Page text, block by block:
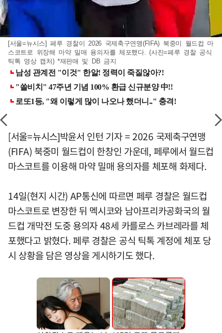
[서울=뉴시스] 페루 경찰이 2026 국제축구연맹(FIFA) 북중미 월드컵 마
스코트로 위장해 마약 밀매 용의자를 체포했다. (사진=페루 경찰 공식
틱톡 영상 캡처) *재판매 및 DB 금지
[서울=뉴시스]박윤서 인턴 기자 = 2026 국제축구연맹
(FIFA) 북중미 월드컵이 한창인 가운데, 페루에서 월드컵
마스코트를 이용해 마약 밀매 용의자를 체포해 화제다.
14일(현지 시간) AP통신에 따르면 페루 경찰은 월드컵
마스코트로 변장한 뒤 멕시코와 남아프리카공화국의 월
드컵 개막전 도중 용의자 48세 카를로스 카브레라를 체
포했다고 밝혔다. 페루 경찰은 공식 틱톡 계정에 체포 당
시 상황을 담은 영상을 게시하기도 했다.